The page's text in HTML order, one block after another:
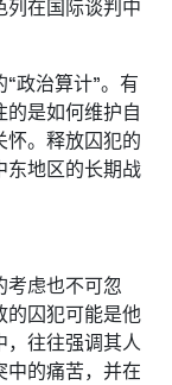
列在国际谈判中
政治算计”。有
是如何维护自
怀。释放囚犯的
东地区的长期战
考虑也不可忽
的囚犯可能是他
，往往强调其人
中的痛苦，并在